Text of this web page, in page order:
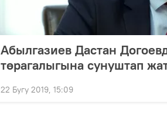
Абылгазиев Дастан
төрагалыгына сунуштап
22 Бугу 2019, 15:09